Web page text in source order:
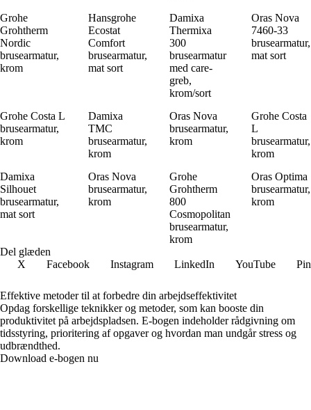
Grohe
Grohtherm
Nordic
brusearmatur,
krom
Hansgrohe
Ecostat
Comfort
brusearmatur,
mat sort
Damixa
Thermixa
300
brusearmatur
med care-
greb,
krom/sort
Oras Nova
7460-33
brusearmatur,
mat sort
Grohe Costa L
brusearmatur,
krom
Damixa
TMC
brusearmatur,
krom
Oras Nova
brusearmatur,
krom
Grohe Costa
L
brusearmatur,
krom
Damixa
Silhouet
brusearmatur,
mat sort
Oras Nova
brusearmatur,
krom
Grohe
Grohtherm
800
Cosmopolitan
brusearmatur,
krom
Oras Optima
brusearmatur,
krom
Del glæden
X
Facebook Instagram LinkedIn YouTube
Effektive metoder til at forbedre din arbejdseffektivitet
Opdag forskellige teknikker og metoder, som kan booste din
produktivitet på arbejdspladsen. E-bogen indeholder rådgivning om
tidsstyring, prioritering af opgaver og hvordan man undgår stress og
udbrændthed.
Download e-bogen nu